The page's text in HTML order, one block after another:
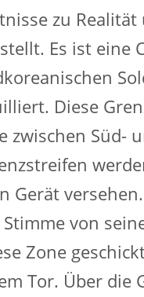
zu
Es ist eine
Diese
Süd-
Gerät
von
Zone
Tor. Über die